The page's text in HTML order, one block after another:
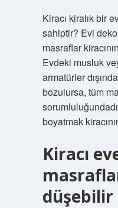
Kiracı kiralık bir
sahiptir? Evi
masraflar
Evdeki musluk
armatürler
bozulursa, tüm
boyatmak
Kiracı
düşebilir